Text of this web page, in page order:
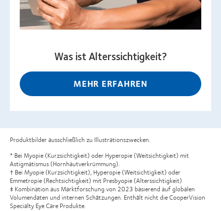
Was ist Alterssichtigkeit?
MEHR ERFAHREN
Produktbilder ausschließlich zu Illustrationszwecken.
* Bei Myopie (Kurzsichtigkeit) oder Hyperopie (Weitsichtigkeit) mit
Astigmatismus (Hornhautverkrümmung).
† Bei Myopie (Kurzsichtigkeit), Hyperopie (Weitsichtigkeit) oder
Emmetropie (Rechtsichtigkeit) mit Presbyopie (Alterssichtigkeit)
‡ Kombination aus Marktforschung von 2023 basierend auf globalen
Volumendaten und internen Schätzungen. Enthält nicht die CooperVision
Specialty Eye Care Produkte.